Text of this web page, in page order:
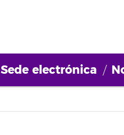
Sede electrónica